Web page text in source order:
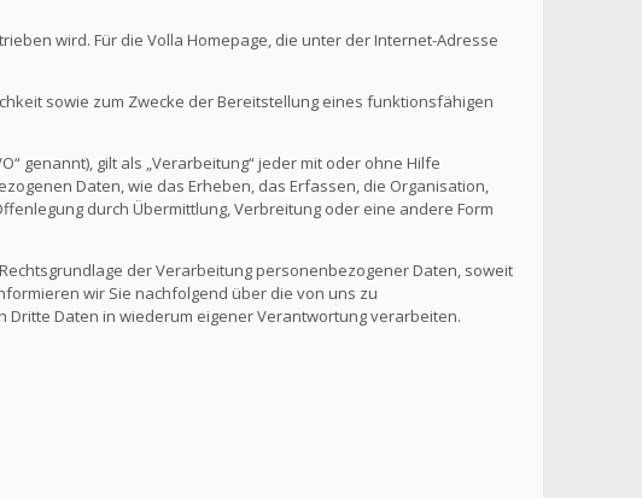
wird. Für die Volla Homepage, die unter der Internet-Adresse
sowie zum Zwecke der Bereitstellung eines funktionsfähigen
genannt), gilt als „Verarbeitung“ jeder mit oder ohne Hilfe
Daten, wie das Erheben, das Erfassen, die Organisation,
durch Übermittlung, Verbreitung oder eine andere Form
der Verarbeitung personenbezogener Daten, soweit
wir Sie nachfolgend über die von uns zu
Daten in wiederum eigener Verantwortung verarbeiten.